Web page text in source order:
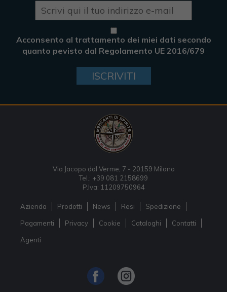
Acconsento al trattamento dei miei dati secondo
quanto pevisto dal Regolamento UE 2016/679
ISCRIVITI
Via Jacopo dal Verme, 7 - 20159 Milano
Tel.: +39 081 2158699
P.Iva: 11209750964
Azienda Prodotti News Resi Spedizione
Pagamenti Privacy Cookie Cataloghi Contatti
Agenti